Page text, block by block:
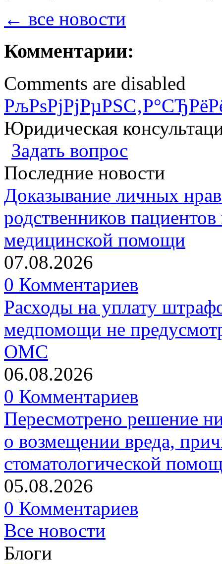
← все новости
Комментарии:
Comments are disabled
Юридическая
Задать вопрос
Последние новости
Доказывание личных
родственников
медицинской помощи
07.08.2026
0 Комментариев
Расходы на уплату
медпомощи не
ОМС
06.08.2026
0 Комментариев
Пересмотрено решение
о возмещении вреда,
стоматологической
05.08.2026
0 Комментариев
Все новости
Блоги